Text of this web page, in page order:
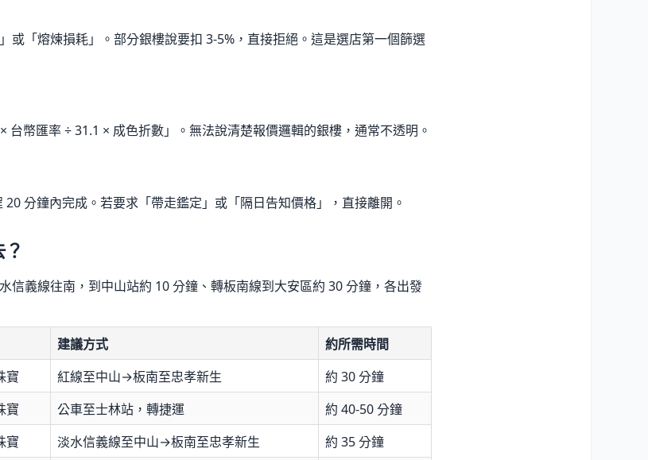
或「熔煉損耗」。部分銀樓說要扣 3-5%，直接拒絕。這是選店第一個篩選
台幣匯率 ÷ 31.1 × 成色折數」。無法說清楚報價邏輯的銀樓，通常不透明。
分鐘內完成。若要求「帶走鑑定」或「隔日告知價格」，直接離開。
信義線往南，到中山站約 10 分鐘、轉板南線到大安區約 30 分鐘，各出發
建議方式
約所需時間
寶 紅線至中山→板南至忠孝新生
約 30 分鐘
寶 公車至士林站，轉捷運
約 40-50 分鐘
寶 淡水信義線至中山→板南至忠孝新生
約 35 分鐘